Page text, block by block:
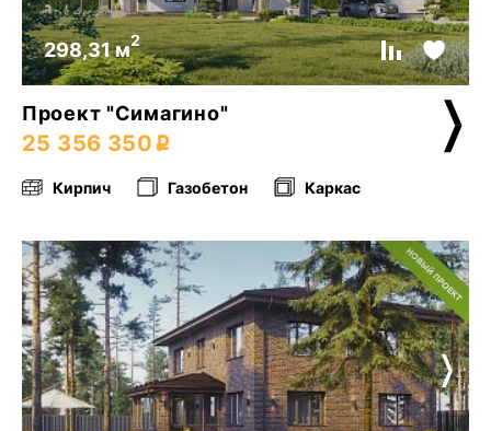
298,31 м2
Проект "Симагино"
25 356 350
Кирпич Газобетон Каркас